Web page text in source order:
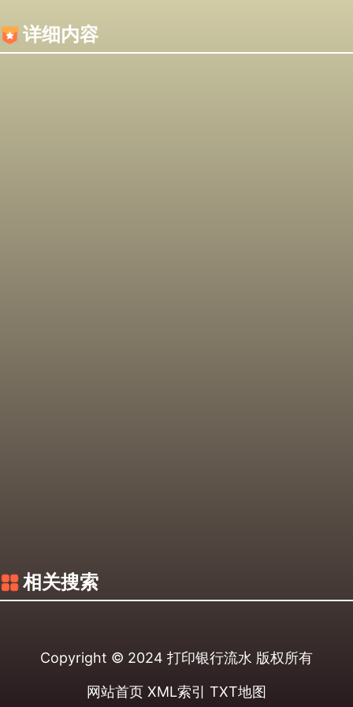
详细内容
相关搜索
Copyright © 2024 打印银行流水 版权所有
网站首页 XML索引 TXT地图